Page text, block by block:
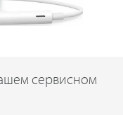
сервисном